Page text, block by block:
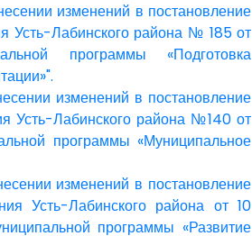
изменений в постановление
Усть-Лабинского района № 185 от
программы «Подготовка
изменений в постановление
Усть-Лабинского района №140 от
программы «Муниципальное
изменений в постановление
Усть-Лабинского района от 10
программы «Развитие